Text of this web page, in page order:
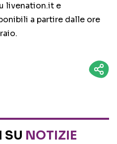
livenation.it e
a partire dalle ore
SU NOTIZIE